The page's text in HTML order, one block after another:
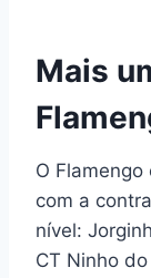
Mais
O
com a
nível:
CT Ninho